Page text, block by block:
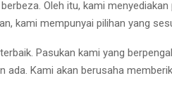
Oleh itu, kami menyediakan
kami mempunyai pilihan yang
Pasukan kami yang
Kami akan berusaha